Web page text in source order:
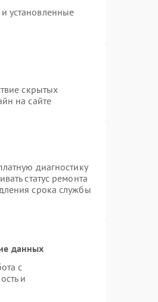
установленные
скрытых
на сайте
диагностику
статус ремонта
срока службы
данных
с
и